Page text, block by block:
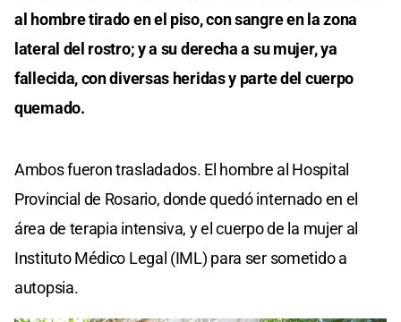
al hombre tirado en el piso, con sangre en la zona
lateral del rostro; y a su derecha a su mujer, ya
fallecida, con diversas heridas y parte del cuerpo
quemado.
Ambos fueron trasladados. El hombre al Hospital
Provincial de Rosario, donde quedó internado en el
área de terapia intensiva, y el cuerpo de la mujer al
Instituto Médico Legal (IML) para ser sometido a
autopsia.